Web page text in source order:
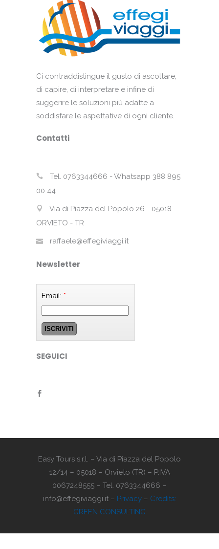
Ci contraddistingue il gusto di ascoltare,
di capire, di interpretare e infine di
suggerire le soluzioni più adatte a
soddisfare le aspettative di ogni cliente.
Contatti
Tel. 0763344666 - Whatsapp 388 895
00 44
Via di Piazza del Popolo 26 - 05018 -
ORVIETO - TR
raffaele@effegiviaggi.it
Newsletter
Email: *
SEGUICI
Easy Tours s.r.l. – Via di Piazza del Popolo
12/14 – 05018 – Orvieto (TR) – P.IVA
0067248555 – Tel. 0763344666 –
info@effegiviaggi.it – Privacy – Credits:
GREEN CONSULTING